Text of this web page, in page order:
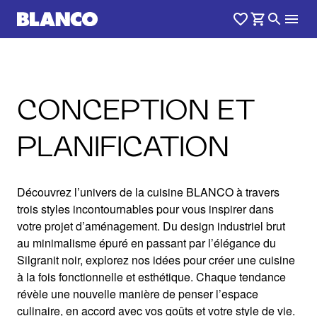
CONCEPTION ET
PLANIFICATION
Découvrez l’univers de la cuisine BLANCO à travers
trois styles incontournables pour vous inspirer dans
votre projet d’aménagement. Du design industriel brut
au minimalisme épuré en passant par l’élégance du
Silgranit noir, explorez nos idées pour créer une cuisine
à la fois fonctionnelle et esthétique. Chaque tendance
révèle une nouvelle manière de penser l’espace
culinaire, en accord avec vos goûts et votre style de vie.